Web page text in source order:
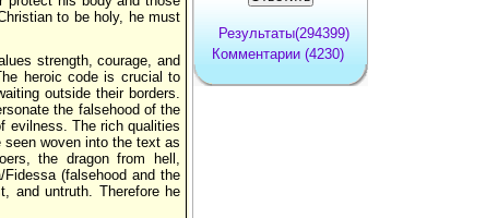
to be holy, he must
strength, courage, and
heroic code is crucial to
outside their borders.
the falsehood of the
evilness. The rich qualities
woven into the text as
the dragon from hell,
(falsehood and the
and untruth. Therefore he
Результаты(294399)
Комментарии (4230)